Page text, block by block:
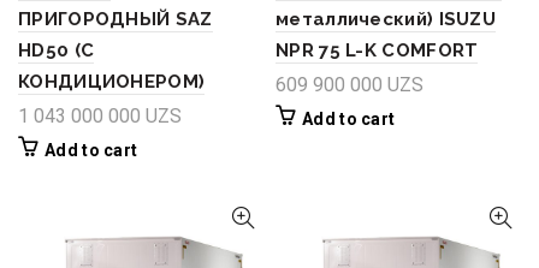
ПРИГОРОДНЫЙ SAZ
HD50 (С
КОНДИЦИОНЕРОМ)
1 043 000 000 UZS
Add to cart
металлический) ISUZU
NPR 75 L-K COMFORT
609 900 000 UZS
Add to cart